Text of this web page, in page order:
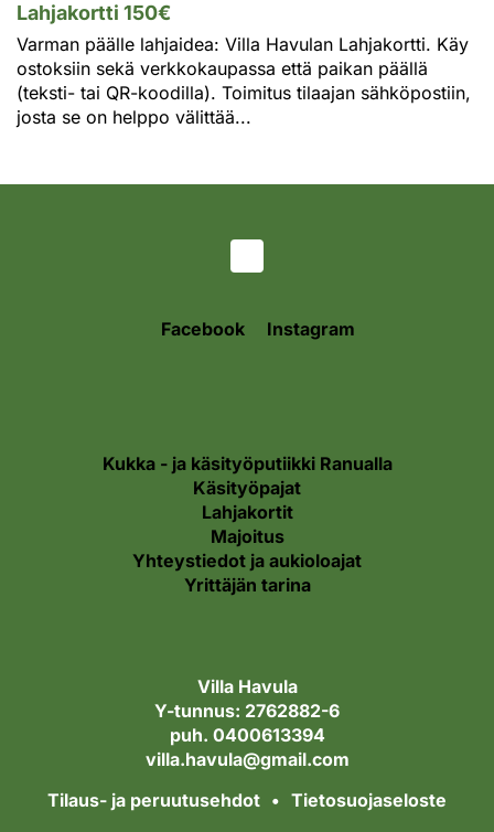
Lahjakortti 150€
Varman päälle lahjaidea: Villa Havulan Lahjakortti. Käy
ostoksiin sekä verkkokaupassa että paikan päällä
(teksti- tai QR-koodilla). Toimitus tilaajan sähköpostiin,
josta se on helppo välittää...
Facebook Instagram
Kukka - ja käsityöputiikki Ranualla
Käsityöpajat
Lahjakortit
Majoitus
Yhteystiedot ja aukioloajat
Yrittäjän tarina
Villa Havula
Y-tunnus: 2762882-6
puh. 0400613394
villa.havula@gmail.com
Tilaus- ja peruutusehdot
Tietosuojaseloste